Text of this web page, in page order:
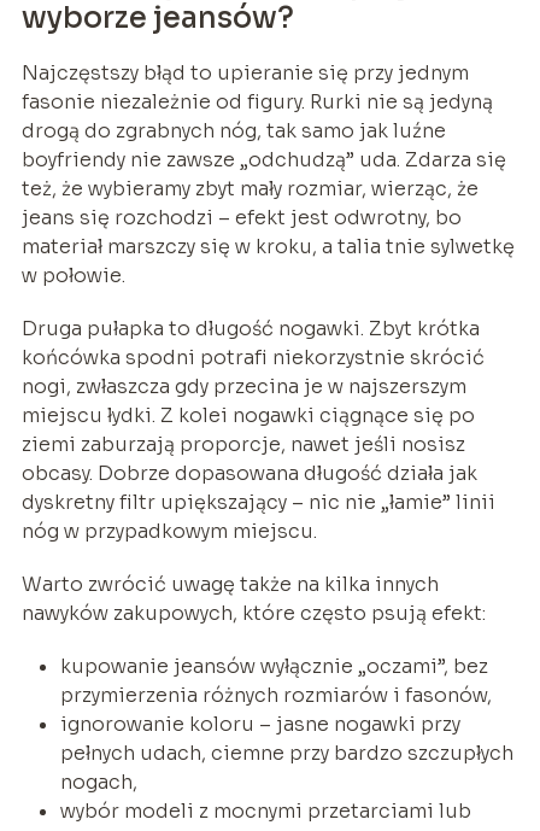
wyborze jeansów?
Najczęstszy błąd to upieranie się przy jednym
fasonie niezależnie od figury. Rurki nie są jedyną
drogą do zgrabnych nóg, tak samo jak luźne
boyfriendy nie zawsze „odchudzą” uda. Zdarza się
też, że wybieramy zbyt mały rozmiar, wierząc, że
jeans się rozchodzi – efekt jest odwrotny, bo
materiał marszczy się w kroku, a talia tnie sylwetkę
w połowie.
Druga pułapka to długość nogawki. Zbyt krótka
końcówka spodni potrafi niekorzystnie skrócić
nogi, zwłaszcza gdy przecina je w najszerszym
miejscu łydki. Z kolei nogawki ciągnące się po
ziemi zaburzają proporcje, nawet jeśli nosisz
obcasy. Dobrze dopasowana długość działa jak
dyskretny filtr upiększający – nic nie „łamie” linii
nóg w przypadkowym miejscu.
Warto zwrócić uwagę także na kilka innych
nawyków zakupowych, które często psują efekt:
kupowanie jeansów wyłącznie „oczami”, bez
przymierzenia różnych rozmiarów i fasonów,
ignorowanie koloru – jasne nogawki przy
pełnych udach, ciemne przy bardzo szczupłych
nogach,
wybór modeli z mocnymi przetarciami lub